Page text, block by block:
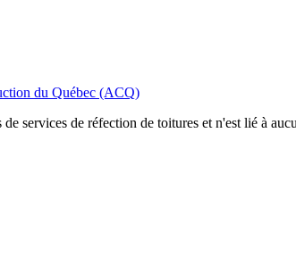
du Québec (ACQ)
services de réfection de toitures et n'est lié à